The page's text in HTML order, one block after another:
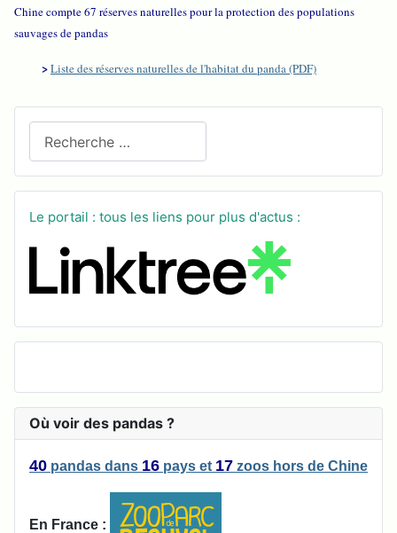
Le portail : tous les liens pour plus d'actus :
Où voir des pandas ?
40 pandas dans 16 pays et 17 zoos hors de Chine
En France :
Chine compte 67 réserves naturelles pour la protection des populations
sauvages de pandas
>Liste des réserves naturelles de l'habitat du panda (PDF)